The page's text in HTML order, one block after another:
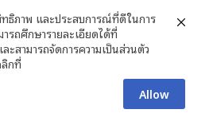
X YouTube
RSS
ธิภาพ และประสบการณ์ที่ดีในการ
ถศึกษารายละเอียดได้ที่
ะสามารถจัดการความเป็นส่วนตัว
กที่
Allow